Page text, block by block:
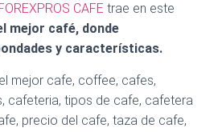
CAFE trae en este
mejor café, donde
y características.